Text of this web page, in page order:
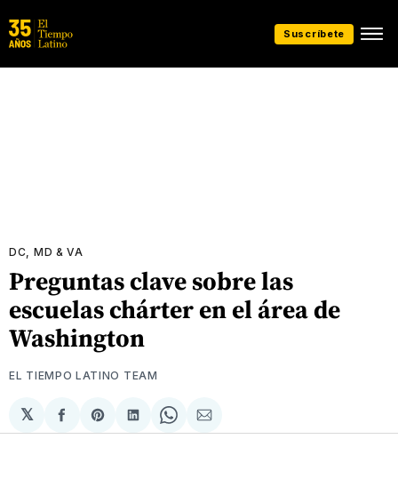
Suscríbete
DC, MD & VA
Preguntas clave sobre las
escuelas chárter en el área de
Washington
EL TIEMPO LATINO TEAM
𝕏
Compartir
en
Share
on
Compartir
en
Share
on
Compartir
via